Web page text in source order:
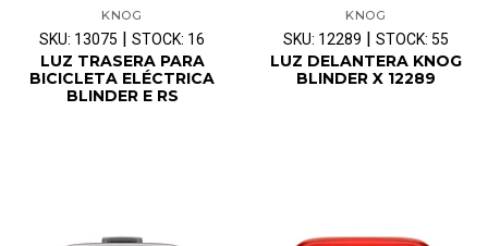
KNOG
SKU: 13075 | STOCK: 16
LUZ TRASERA PARA
BICICLETA ELÉCTRICA
BLINDER E RS
KNOG
SKU: 12289 | STOCK: 55
LUZ DELANTERA KNOG
BLINDER X 12289